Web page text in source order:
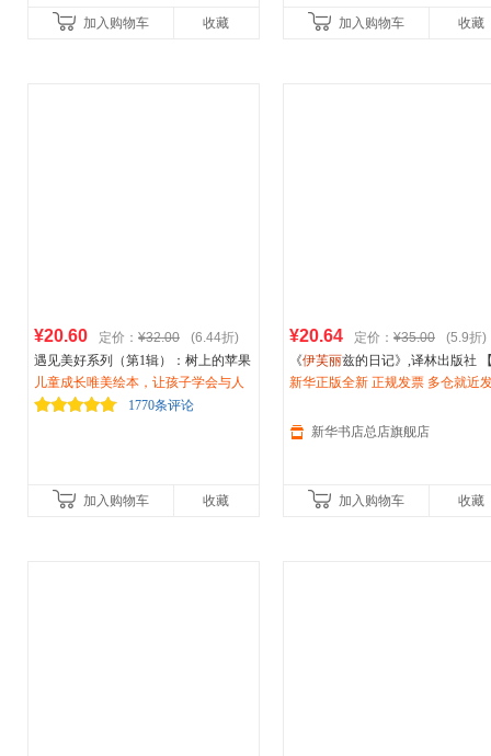
加入购物车 收藏 加入购物车 收藏
¥20.60 定价： ¥32.00
(6.44折)
遇见美好系列（第1辑）：树上的苹果
不见了！（精装）
儿童成长唯美绘本，让孩子学会与人
分享
1770条评论
加入购物车 收藏
¥20.64 定价： ¥35.00
(5.9折)
《伊芙丽兹的日记》,译林出版社
华书店总店旗舰店】
新华正版全新 正规发票 多仓就近
13284178503
新华书店总店旗舰店
加入购物车 收藏